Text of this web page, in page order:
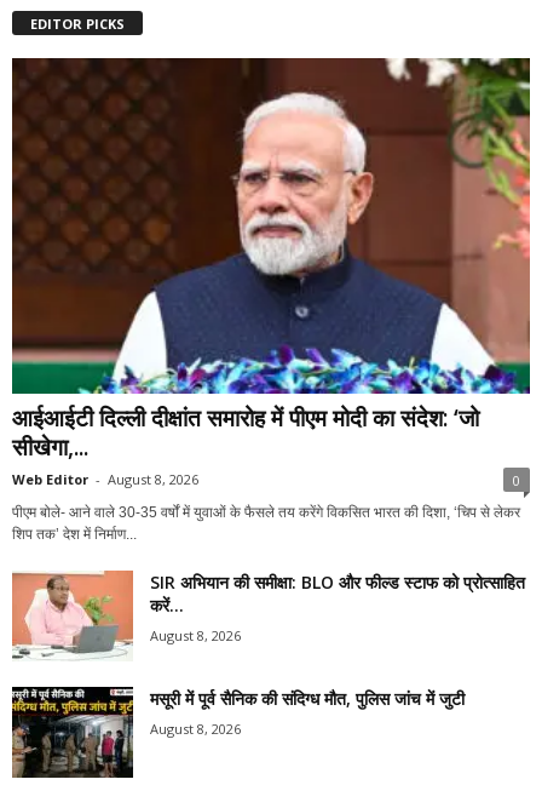
EDITOR PICKS
आईआईटी दिल्ली दीक्षांत समारोह में पीएम मोदी का संदेश: ‘जो
सीखेगा,...
Web Editor - August 8, 2026 0
पीएम बोले- आने वाले 30-35 वर्षों में युवाओं के फैसले तय करेंगे विकसित भारत की दिशा, ‘चिप से लेकर
शिप तक’ देश में निर्माण...
SIR अभियान की समीक्षा: BLO और फील्ड स्टाफ को प्रोत्साहित
करें...
August 8, 2026
मसूरी में पूर्व सैनिक की संदिग्ध मौत, पुलिस जांच में जुटी
August 8, 2026